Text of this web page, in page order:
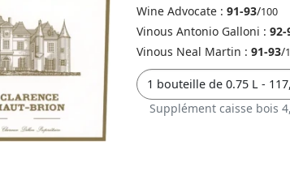
Wine Advocate : 91-93/100
Vinous Antonio Galloni : 92-
Vinous Neal Martin : 91-93/
Supplément caisse bois